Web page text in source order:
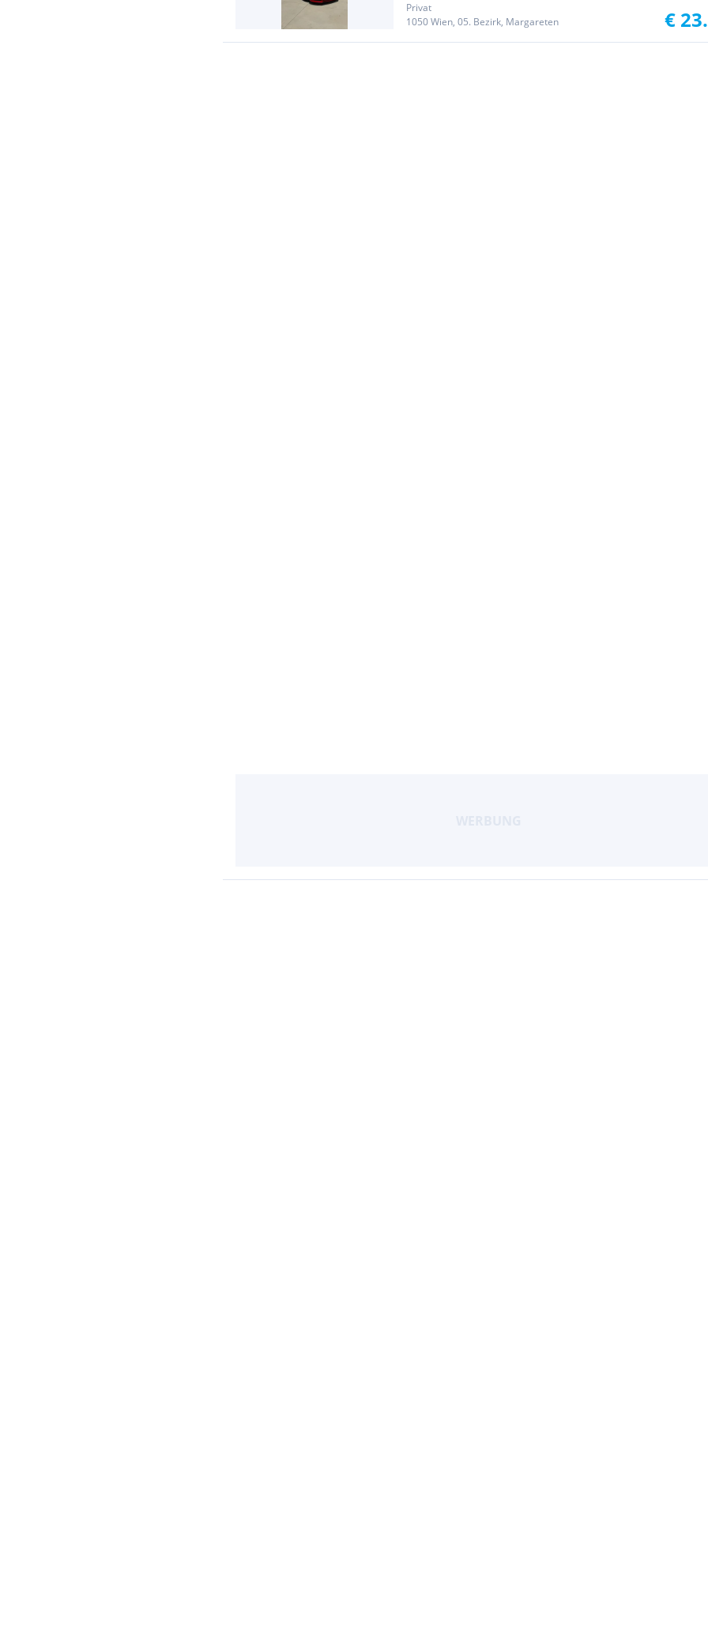
Privat
1050 Wien, 05. Bezirk, Margareten
€